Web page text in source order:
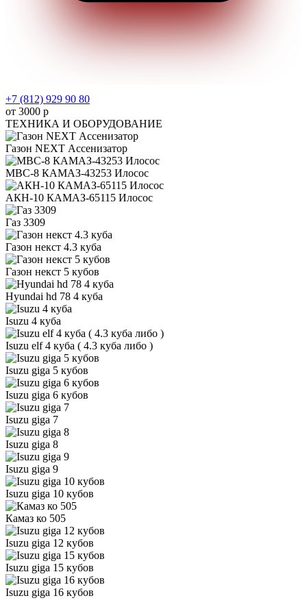
+7 (812) 929 90 80
от 3000 р
ТЕХНИКА И ОБОРУДОВАНИЕ
Газон NEXT Ассенизатор
МВС-8 КАМАЗ-43253 Илосос
АКН-10 КАМАЗ-65115 Илосос
Газ 3309
Газон некст 4.3 куба
Газон некст 5 кубов
Hyundai hd 78 4 куба
Isuzu 4 куба
Isuzu elf 4 куба ( 4.3 куба либо )
Isuzu giga 5 кубов
Isuzu giga 6 кубов
Isuzu giga 7
Isuzu giga 8
Isuzu giga 9
Isuzu giga 10 кубов
Камаз ко 505
Isuzu giga 12 кубов
Isuzu giga 15 кубов
Isuzu giga 16 кубов